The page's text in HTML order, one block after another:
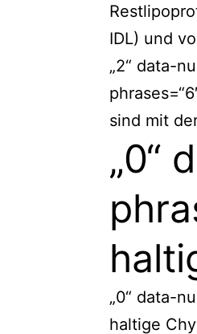
IDL) und
„2“ data-
sind mit
„0“
„0“ data-
haltige